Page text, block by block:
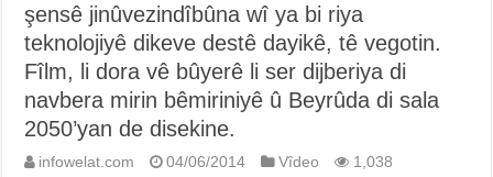
şensê jinûvezindîbûna wî ya bi riya
teknolojiyê dikeve destê dayikê, tê vegotin.
Fîlm, li dora vê bûyerê li ser dijberiya di
navbera mirin bêmiriniyê û Beyrûda di sala
2050’yan de disekine.
infowelat.com 04/06/2014 Vîdeo 1,038